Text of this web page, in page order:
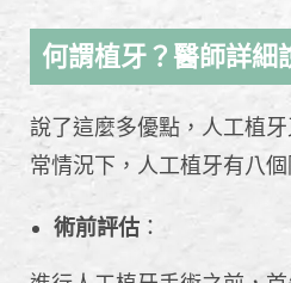
何謂植牙？醫師詳細
說了這麼多優點，人工植
常情況下，人工植牙有八個
術前評估 ：